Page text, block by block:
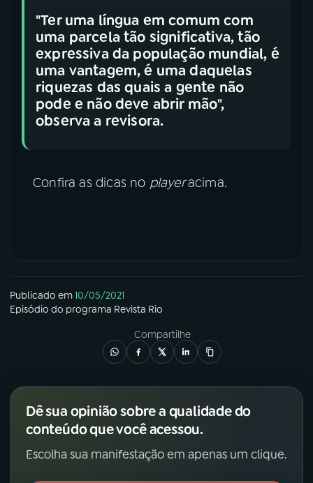
"Ter uma língua em comum com
uma parcela tão significativa, tão
expressiva da população mundial, é
uma vantagem, é uma daquelas
riquezas das quais a gente não
pode e não deve abrir mão",
observa a revisora.
Confira as dicas no playeracima.
Publicado em10/05/2021
Episódio do programa Revista Rio
Compartilhe
Dê sua opinião sobre a qualidade do
conteúdo que você acessou.
Escolha sua manifestação em apenas um clique.